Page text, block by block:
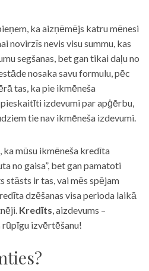
ka aizņēmējs katru mēnesi
novirzīs nevis visu summu, kas
segšanas, bet gan tikai daļu no
nosaka savu formulu, pēc
tas, ka pie ikmēneša
izdevumi par apģērbu,
tie nav ikmēneša izdevumi.
mūsu ikmēneša kredīta
no gaisa”, bet gan pamatoti
stāsts ir tas, vai mēs spējam
dzēšanas visa perioda laikā
Kredīts, aizdevums –
rūpīgu izvērtēšanu!